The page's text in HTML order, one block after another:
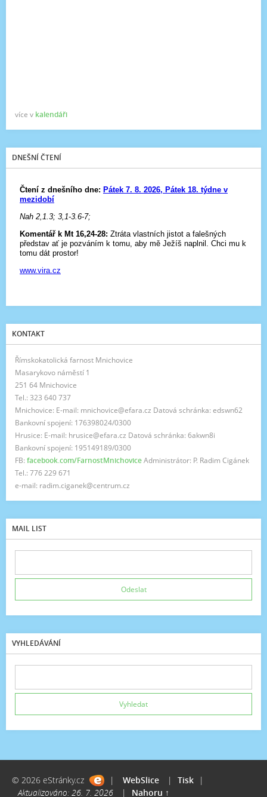
více v kalendáři
DNEŠNÍ ČTENÍ
KONTAKT
Římskokatolická farnost Mnichovice
Masarykovo náměstí 1
251 64 Mnichovice
Tel.: 323 640 737
Mnichovice: E-mail: mnichovice@efara.cz Datová schránka: edswn62
Bankovní spojení: 176398024/0300
Hrusice: E-mail: hrusice@efara.cz Datová schránka: 6akwn8i
Bankovní spojení: 195149189/0300
FB: facebook.com/FarnostMnichoviceAdministrátor: P. Radim Cigánek
Tel.: 776 229 671
e-mail: radim.ciganek@centrum.cz
MAIL LIST
VYHLEDÁVÁNÍ
© 2026 eStránky.cz | WebSlice | Tisk
|
Aktualizováno: 26. 7. 2026
| Nahoru ↑